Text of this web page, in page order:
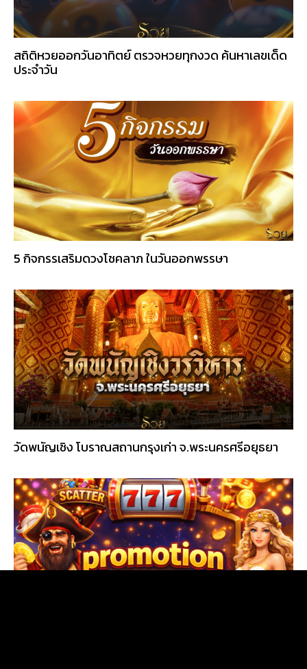
สถิติหวยออกวันอาทิตย์ ตรวจหวยทุกงวด ค้นหาเลขเด็ด
ประจำวัน
5 กิจกรรเสริมดวงโชคลาภ ในวันออกพรรษา
วัดพนัญเชิง โบราณสถานกรุงเก่า จ.พระนครศรีอยุธยา